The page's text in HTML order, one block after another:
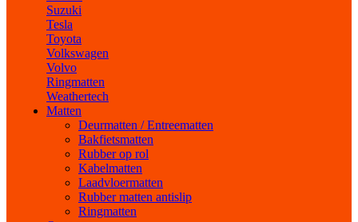
Suzuki
Tesla
Toyota
Volkswagen
Volvo
Ringmatten
Weathertech
Matten
Deurmatten / Entreematten
Bakfietsmatten
Rubber op rol
Kabelmatten
Laadvloermatten
Rubber matten antislip
Ringmatten